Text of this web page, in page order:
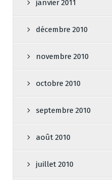
janvier 2011
décembre 2010
novembre 2010
octobre 2010
septembre 2010
août 2010
juillet 2010